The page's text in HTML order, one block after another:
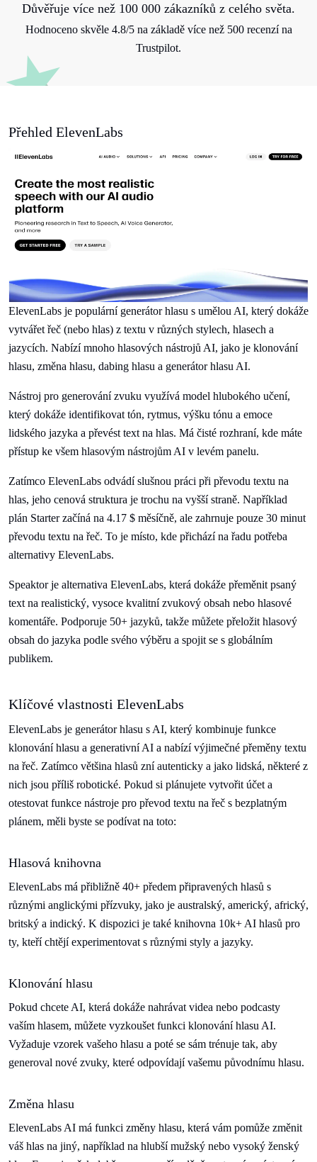
Důvěřuje více než 100 000 zákazníků z celého světa.
Hodnoceno skvěle 4.8/5 na základě více než 500 recenzí na
Trustpilot.
Přehled ElevenLabs
ElevenLabs je populární generátor hlasu s umělou AI, který dokáže
vytvářet řeč (nebo hlas) z textu v různých stylech, hlasech a
jazycích. Nabízí mnoho hlasových nástrojů AI, jako je klonování
hlasu, změna hlasu, dabing hlasu a generátor hlasu AI.
Nástroj pro generování zvuku využívá model hlubokého učení,
který dokáže identifikovat tón, rytmus, výšku tónu a emoce
lidského jazyka a převést text na hlas. Má čisté rozhraní, kde máte
přístup ke všem hlasovým nástrojům AI v levém panelu.
Zatímco ElevenLabs odvádí slušnou práci při převodu textu na
hlas, jeho cenová struktura je trochu na vyšší straně. Například
plán Starter začíná na 4.17 $ měsíčně, ale zahrnuje pouze 30 minut
převodu textu na řeč. To je místo, kde přichází na řadu potřeba
alternativy ElevenLabs.
Speaktor je alternativa ElevenLabs, která dokáže přeměnit psaný
text na realistický, vysoce kvalitní zvukový obsah nebo hlasové
komentáře. Podporuje 50+ jazyků, takže můžete přeložit hlasový
obsah do jazyka podle svého výběru a spojit se s globálním
publikem.
Klíčové vlastnosti ElevenLabs
ElevenLabs je generátor hlasu s AI, který kombinuje funkce
klonování hlasu a generativní AI a nabízí výjimečné přeměny textu
na řeč. Zatímco většina hlasů zní autenticky a jako lidská, některé z
nich jsou příliš robotické. Pokud si plánujete vytvořit účet a
otestovat funkce nástroje pro převod textu na řeč s bezplatným
plánem, měli byste se podívat na toto:
Hlasová knihovna
ElevenLabs má přibližně 40+ předem připravených hlasů s
různými anglickými přízvuky, jako je australský, americký, africký,
britský a indický. K dispozici je také knihovna 10k+ AI hlasů pro
ty, kteří chtějí experimentovat s různými styly a jazyky.
Klonování hlasu
Pokud chcete AI, která dokáže nahrávat videa nebo podcasty
vaším hlasem, můžete vyzkoušet funkci klonování hlasu AI.
Vyžaduje vzorek vašeho hlasu a poté se sám trénuje tak, aby
generoval nové zvuky, které odpovídají vašemu původnímu hlasu.
Změna hlasu
ElevenLabs AI má funkci změny hlasu, která vám pomůže změnit
váš hlas na jiný, například na hlubší mužský nebo vysoký ženský